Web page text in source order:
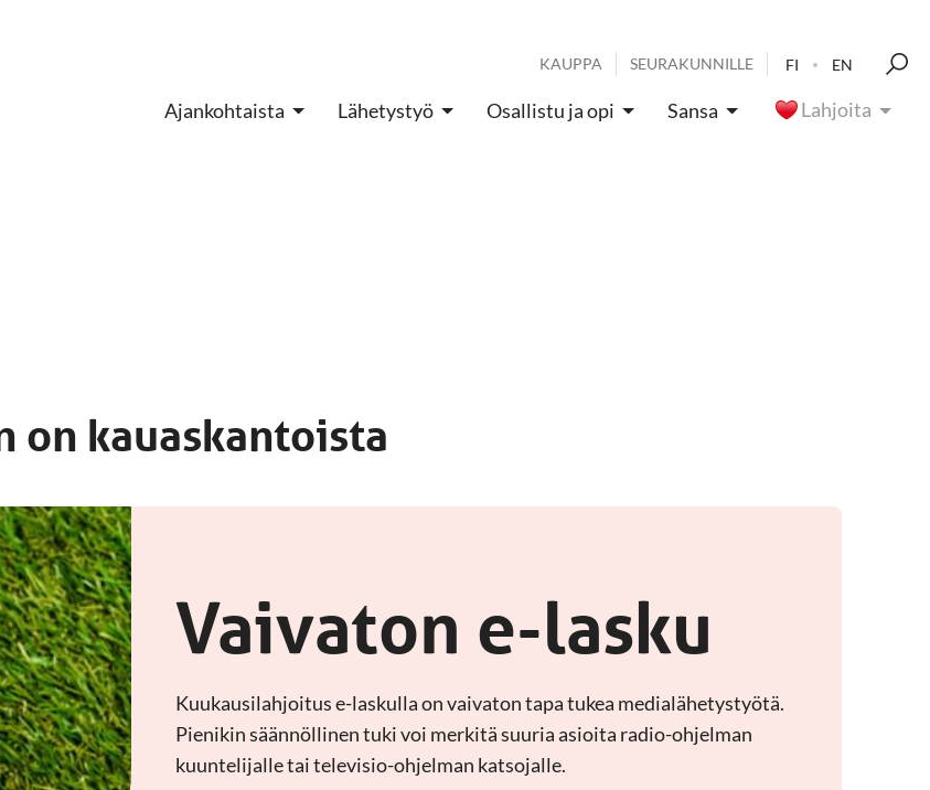
KAUPPA SEURAKUNNILLE FI EN
Ajankohtaista Lähetystyö Osallistu ja opi Sansa Lahjoita
on kauaskantoista
Vaivaton e-lasku
Kuukausilahjoitus e-laskulla on vaivaton tapa tukea medialähetystyötä.
Pienikin säännöllinen tuki voi merkitä suuria asioita radio-ohjelman
kuuntelijalle tai televisio-ohjelman katsojalle.